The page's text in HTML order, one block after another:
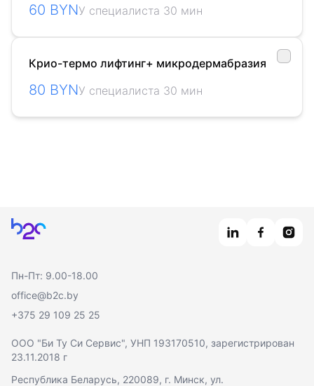
60 BYNУ специалиста 30 мин
Крио-термо лифтинг+ микродермабразия
80 BYNУ специалиста 30 мин
Главная
Пн-Пт: 9.00-18.00
office@b2c.by
+375 29 109 25 25
ООО "Би Ту Си Сервис", УНП 193170510, зарегистрирован
23.11.2018 г
Республика Беларусь, 220089, г. Минск, ул.